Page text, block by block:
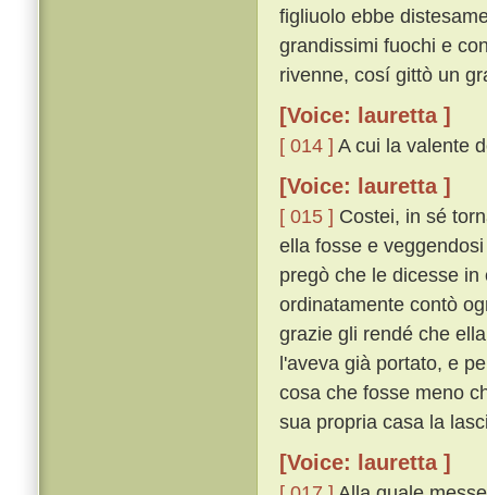
figliuolo ebbe
grandissimi fuochi e
rivenne, cosí gittò un
[Voice: lauretta ]
[ 014 ] A cui la valente
[Voice: lauretta ]
[ 015 ] Costei, in sé
ella fosse e
pregò che le dicesse
ordinatamente contò
grazie gli rendé che
l'aveva già portato, e
cosa che fosse meno
sua propria casa la
[Voice: lauretta ]